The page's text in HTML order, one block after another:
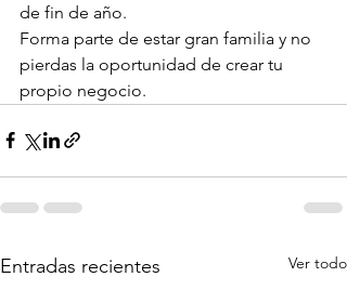
de fin de año.
Forma parte de estar gran familia y no
pierdas la oportunidad de crear tu
propio negocio.
Entradas recientes Ver todo